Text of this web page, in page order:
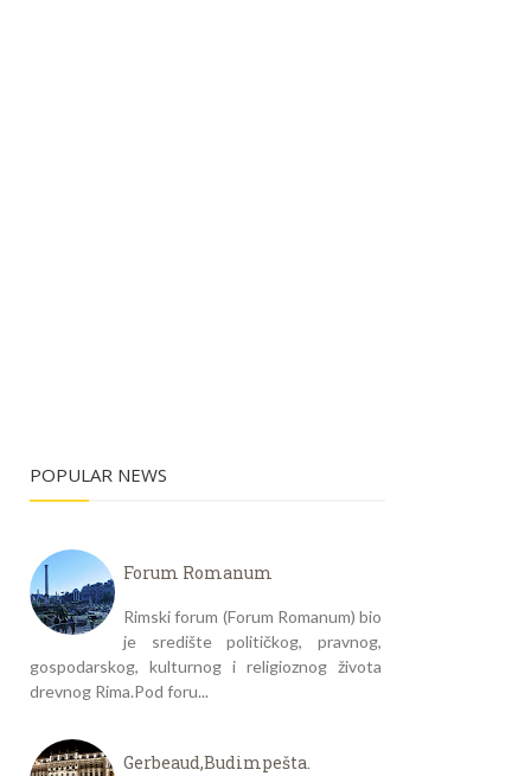
POPULAR NEWS
Forum Romanum
Rimski forum (Forum Romanum) bio
je središte političkog, pravnog,
gospodarskog, kulturnog i religioznog života
drevnog Rima.Pod foru...
Gerbeaud,Budimpešta.